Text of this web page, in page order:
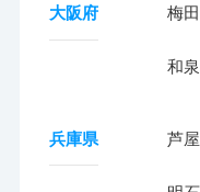
大阪府 梅田
和
兵庫県 芦屋